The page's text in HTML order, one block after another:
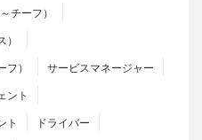
チーフ）
）
サービスマネージャー
ント
ト
ドライバー